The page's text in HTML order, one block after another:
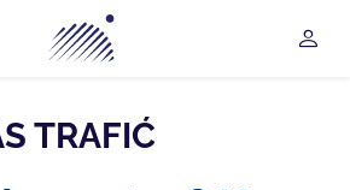
Planetarium Śląski Park
TRAFIĆ